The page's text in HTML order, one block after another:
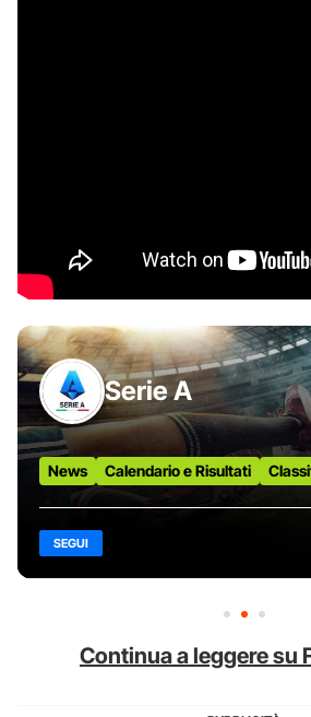
Serie A
News Calendario e Risultati
SEGUI
Continua a leggere su